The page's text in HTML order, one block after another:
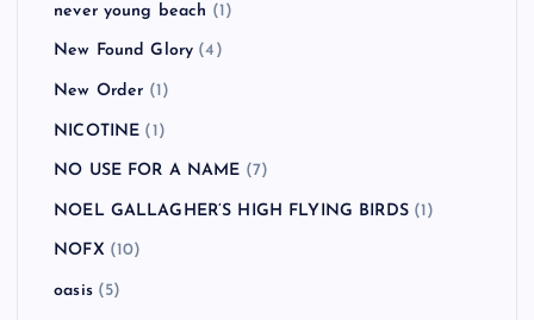
never young beach (1)
New Found Glory (4)
New Order (1)
NICOTINE (1)
NO USE FOR A NAME (7)
NOEL GALLAGHER’S HIGH FLYING BIRDS(1)
NOFX (10)
oasis(5)